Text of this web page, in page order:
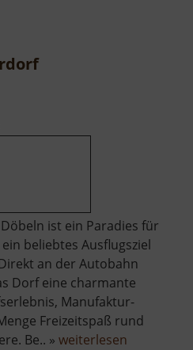
ist ein Paradies für
beliebtes Ausflugsziel
an der Autobahn
Dorf eine charmante
Manufaktur-
Freizeitspaß rund
Be.. » weiterlesen